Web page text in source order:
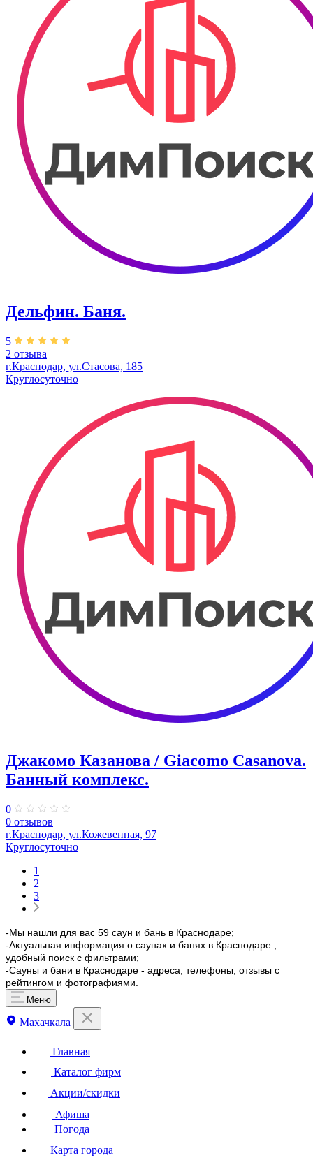
Дельфин. Баня.
5
2 отзыва
г.Краснодар, ул.Стасова, 185
Круглосуточно
Джакомо Казанова / Giacomo Casanova.
Банный комплекс.
0
0 отзывов
г.Краснодар, ул.Кожевенная, 97
Круглосуточно
1
2
3
-Мы нашли для вас 59 саун и бань в Краснодаре;
-Актуальная информация о саунах и банях в Краснодаре ,
удобный поиск с фильтрами;
-Сауны и бани в Краснодаре - адреса, телефоны, отзывы с
рейтингом и фотографиями.
Меню
Махачкала
Главная
Каталог фирм
Акции/скидки
Афиша
Погода
Карта города